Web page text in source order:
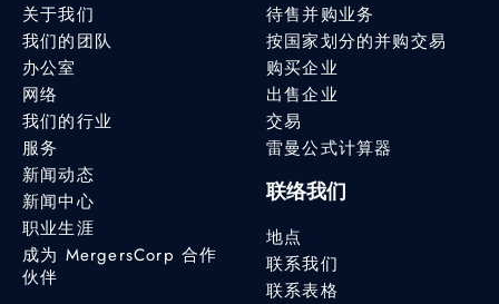
关于我们
我们的团队
办公室
网络
我们的行业
服务
新闻动态
新闻中心
职业生涯
成为 MergersCorp 合作
伙伴
待售并购业务
按国家划分的并购交易
购买企业
出售企业
交易
雷曼公式计算器
联络我们
地点
联系我们
联系表格